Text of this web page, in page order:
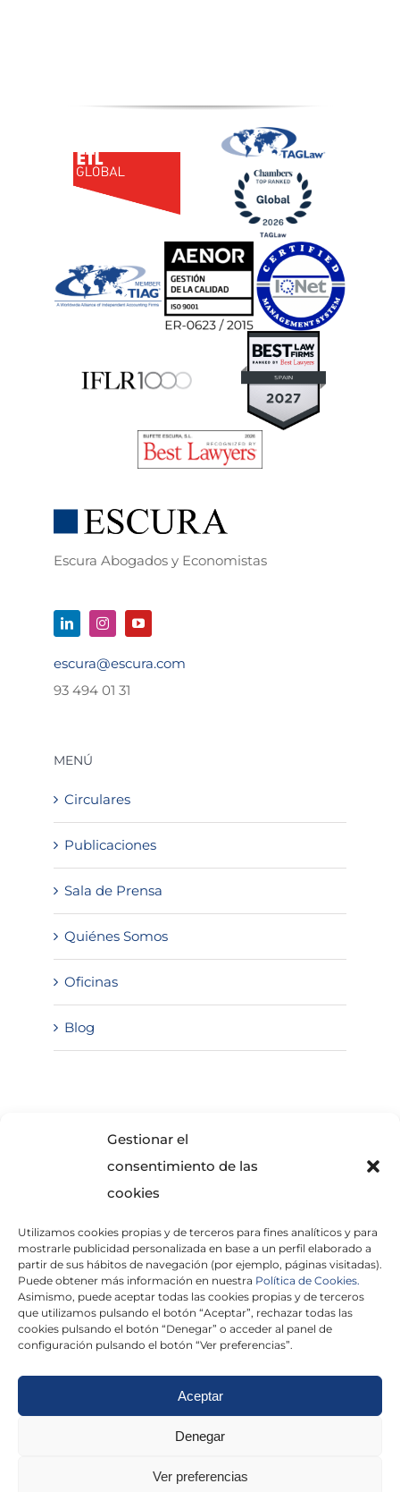
Gestionar el
consentimiento de las
cookies
Utilizamos cookies propias y de terceros para fines analíticos y para
mostrarle publicidad personalizada en base a un perfil elaborado a
partir de sus hábitos de navegación (por ejemplo, páginas visitadas).
Puede obtener más información en nuestra Política de Cookies.
Asimismo, puede aceptar todas las cookies propias y de terceros
que utilizamos pulsando el botón “Aceptar”, rechazar todas las
cookies pulsando el botón “Denegar” o acceder al panel de
configuración pulsando el botón “Ver preferencias”.
Aceptar
Denegar
Ver preferencias
Escura Abogados y Economistas
escura@escura.com
93 494 01 31
MENÚ
Circulares
Publicaciones
Sala de Prensa
Quiénes Somos
Oficinas
Blog
He leído y acepto laPolítica de Privacidad
Politica de cookies|Aviso Legal
Madrid|Tarragona